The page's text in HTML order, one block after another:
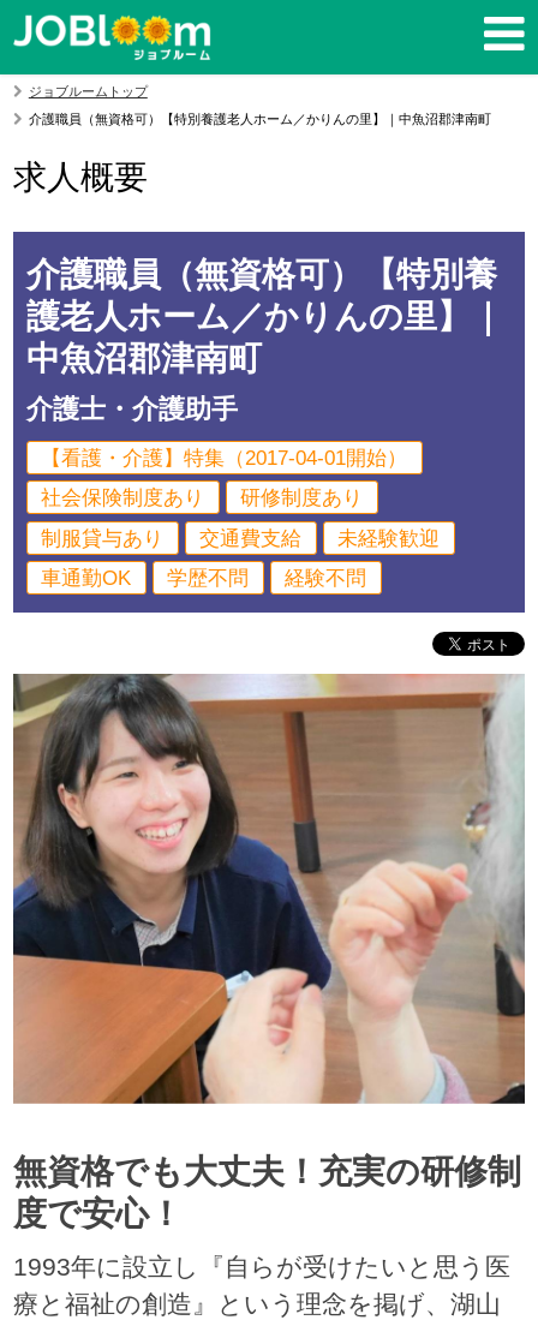
ジョブルームトップ
介護職員（無資格可）【特別養護老人ホーム／かりんの里】｜中魚沼郡津南町
求人概要
介護職員（無資格可）【特別養
護老人ホーム／かりんの里】｜
中魚沼郡津南町
介護士・介護助手
【看護・介護】特集（2017-04-01開始）
社会保険制度あり
研修制度あり
制服貸与あり
交通費支給
未経験歓迎
車通勤OK
学歴不問 経験不問
無資格でも大丈夫！充実の研修制
度で安心！
1993年に設立し『自らが受けたいと思う医
療と福祉の創造』という理念を掲げ、湖山